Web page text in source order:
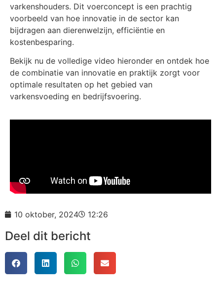
varkenshouders. Dit voerconcept is een prachtig
voorbeeld van hoe innovatie in de sector kan
bijdragen aan dierenwelzijn, efficiëntie en
kostenbesparing.
Bekijk nu de volledige video hieronder en ontdek hoe
de combinatie van innovatie en praktijk zorgt voor
optimale resultaten op het gebied van
varkensvoeding en bedrijfsvoering.
10 oktober, 2024 12:26
Deel dit bericht